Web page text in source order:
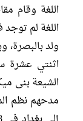
اللغة وقام
اللغة لم
ولد بالبصرة،
اثنتي عشرة
الشيعة بنى
مدحهم نظم